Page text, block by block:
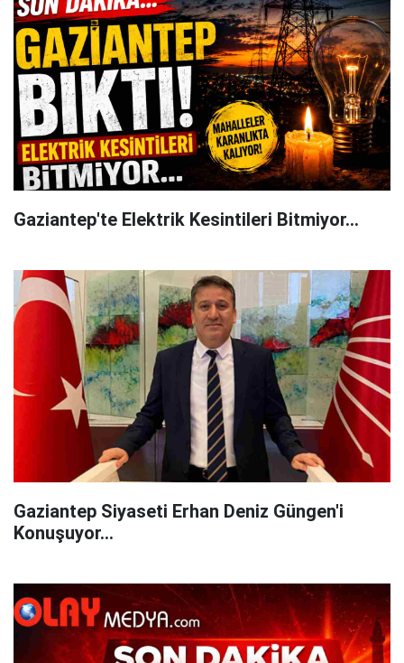
Gaziantep'te Elektrik Kesintileri Bitmiyor...
Gaziantep Siyaseti Erhan Deniz Güngen'i
Konuşuyor...